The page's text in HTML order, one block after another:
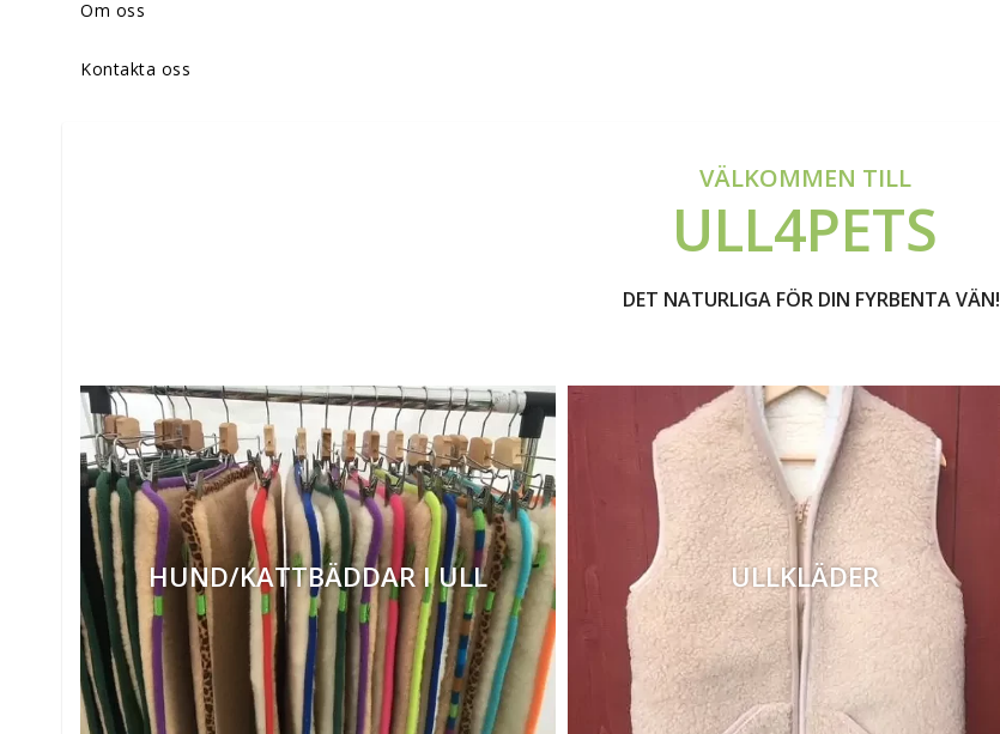
Om oss
Kontakta oss
VÄLKOMMEN TILL
ULL4PETS
DET NATURLIGA FÖR DIN FYRBENTA VÄN!
HUND/KATTBÄDDAR I ULL ULLKLÄDER